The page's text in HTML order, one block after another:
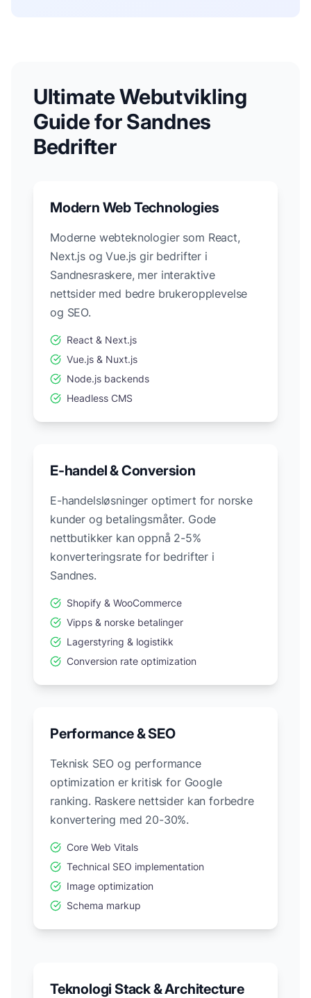
Ultimate Webutvikling
Guide forSandnes
Bedrifter
Modern Web Technologies
Moderne webteknologier som React,
Next.js og Vue.js gir bedrifter i
Sandnesraskere, mer interaktive
nettsider med bedre brukeropplevelse
og SEO.
React & Next.js
Vue.js & Nuxt.js
Node.js backends
Headless CMS
E-handel & Conversion
E-handelsløsninger optimert for norske
kunder og betalingsmåter. Gode
nettbutikker kan oppnå 2-5%
konverteringsrate for bedrifter i
Sandnes.
Shopify & WooCommerce
Vipps & norske betalinger
Lagerstyring & logistikk
Conversion rate optimization
Performance & SEO
Teknisk SEO og performance
optimization er kritisk for Google
ranking. Raskere nettsider kan forbedre
konvertering med 20-30%.
Core Web Vitals
Technical SEO implementation
Image optimization
Schema markup
Teknologi Stack & Architecture